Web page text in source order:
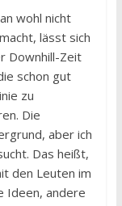
wohl nicht
lässt sich
Downhill-Zeit
schon gut
zu
Die
aber ich
Das heißt,
den Leuten im
Ideen, andere